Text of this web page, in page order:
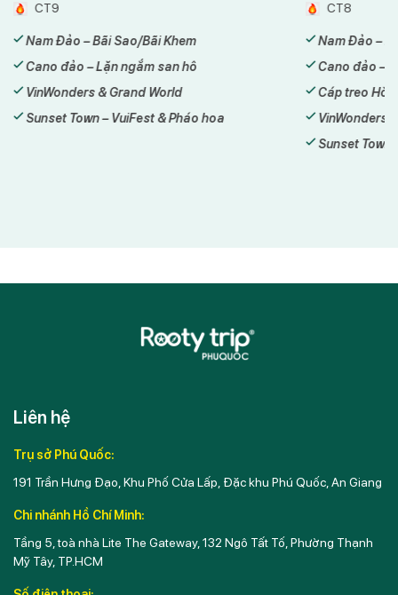
CT9
Nam Đảo – Bãi Sao/Bãi Khem
Cano đảo – Lặn ngắm san hô
VinWonders & Grand World
Sunset Town – VuiFest & Pháo hoa
CT8
Nam Đảo –
Cano đảo –
Cáp treo
VinWonders
Sunset Town
Liên hệ
Trụ sở Phú Quốc:
191 Trần Hưng Đạo, Khu Phố Cửa Lấp, Đặc khu Phú Quốc, An Giang
Chi nhánh Hồ Chí Minh:
Tầng 5, toà nhà Lite The Gateway, 132 Ngô Tất Tố, Phường Thạnh
Mỹ Tây, TP.HCM